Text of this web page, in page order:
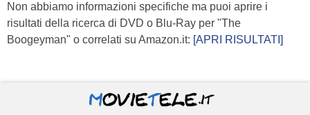
Non abbiamo informazioni specifiche ma puoi aprire i
risultati della ricerca di DVD o Blu-Ray per "The
Boogeyman" o correlati su Amazon.it: [APRI RISULTATI]